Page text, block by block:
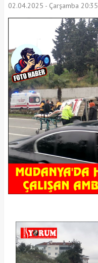
02.04.2025 - Çarşamba 20:35